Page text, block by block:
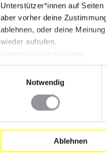
Unterstützer*innen auf
aber vorher deine
ablehnen, oder deine
wieder aufrufen.
Notwendig
Ablehnen
im September
in Berlin für eine
Studium
"Mathematik war für
mit Deutsch auch."